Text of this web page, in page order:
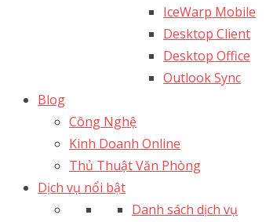
IceWarp Mobile
Desktop Client
Desktop Office
Outlook Sync
Blog
Công Nghệ
Kinh Doanh Online
Thủ Thuật Văn Phòng
Dịch vụ nổi bật
Danh sách dịch vụ